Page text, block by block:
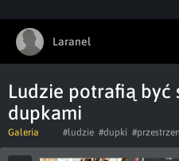
Laranel
Ludzie potrafią być
dupkami
Galeria #ludzie #dupki #przestrzen